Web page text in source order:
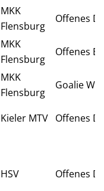
MKK
Flensburg
Offenes
MKK
Flensburg
Offenes
MKK
Flensburg
Goalie War
Kieler MTV Offenes
HSV Offenes